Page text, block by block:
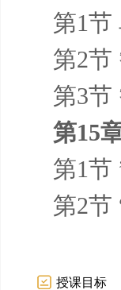
第1节
第2节
第3节
第15
第1节
第2节
授课目标